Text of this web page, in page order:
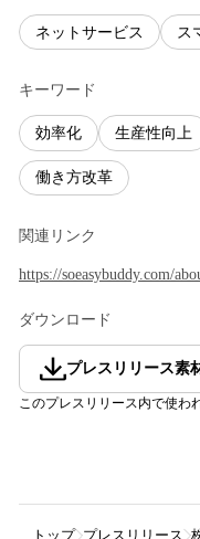
ネットサービス ス
キーワード
効率化 生産性向上
働き方改革
関連リンク
https://soeasybuddy.com/
ダウンロード
プレスリリース素
このプレスリリース内で使わ
トップ プレスリリース